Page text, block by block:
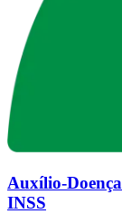
Auxílio-
INSS